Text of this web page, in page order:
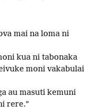
mai na loma ni
kua ni tabonaka
moni vakabulai
au masuti kemuni
rere.”